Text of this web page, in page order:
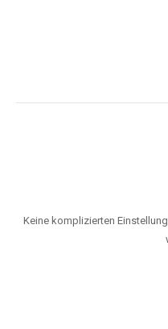
Keine komplizierten